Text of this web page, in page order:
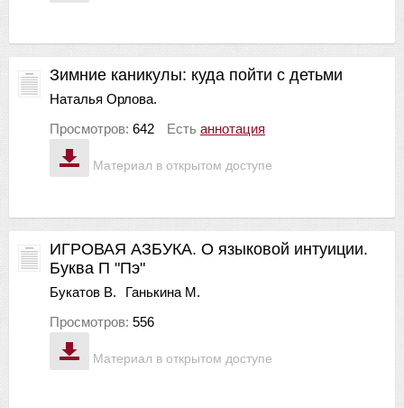
Материал в открытом доступе
Зимние каникулы: куда пойти с детьми
Наталья Орлова.
Просмотров: 642 Есть аннотация
Материал в открытом доступе
ИГРОВАЯ АЗБУКА. О языковой интуиции.
Буква П "Пэ"
Букатов В.
Ганькина М.
Просмотров: 556